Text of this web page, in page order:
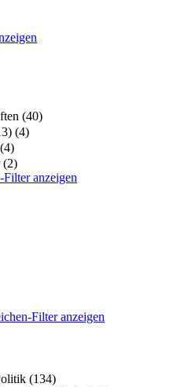
(40)
(4)
(4)
(2)
anzeigen
Filter anzeigen
(134)